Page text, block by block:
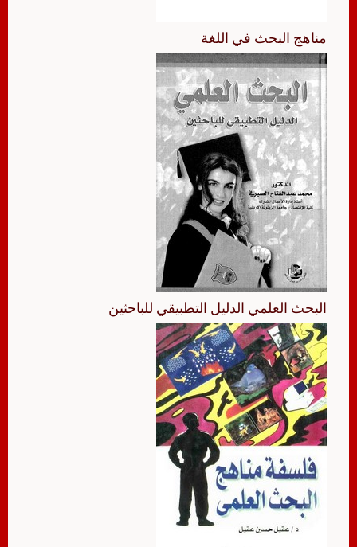
مناهج البحث في اللغة
البحث العلمي الدليل التطبيقي للباحثين